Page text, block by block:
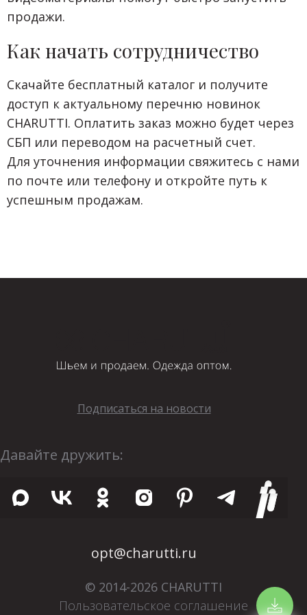
продажи.
Как начать сотрудничество
Скачайте бесплатный каталог и получите
доступ к актуальному перечню новинок
CHARUTTI. Оплатить заказ можно будет через
СБП или переводом на расчетный счет.
Для уточнения информации свяжитесь с нами
по почте или телефону и откройте путь к
успешным продажам.
Подписаться на новости
Давайте дружить:
opt@charutti.ru
© 2014-2026 CHARUTTI
Пользовательское соглашение